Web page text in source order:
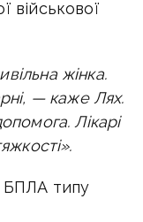
військової
жінка.
— каже Лях.
Лікарі
БПЛА типу